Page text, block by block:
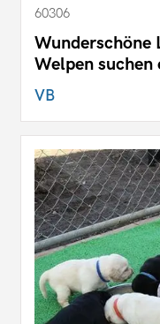
60306
Wunderschöne
Welpen suchen
VB